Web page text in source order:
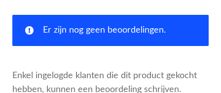
Er zijn nog geen beoordelingen.
Enkel ingelogde klanten die dit product gekocht
hebben, kunnen een beoordeling schrijven.